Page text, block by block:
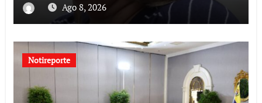
Ago 8, 2026
Notireporte